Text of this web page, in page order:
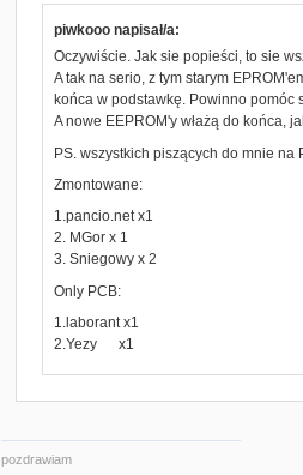
piwkooo napisał/a:
Oczywiście. Jak sie popieści, to sie
A tak na serio, z tym starym
końca w podstawkę. Powinno pomóc
A nowe EEPROM'y włażą do końca,
PS. wszystkich piszących do mnie na
Zmontowane:
1.pancio.net x1
2. MGor x 1
3. Sniegowy x 2
Only PCB:
1.laborant x1
2.Yezy x1
pozdrawiam